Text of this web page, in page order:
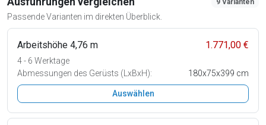
Passende Varianten im direkten Überblick.
9 Varianten
Arbeitshöhe 4,76 m 1.771,00 €
4 - 6 Werktage
Abmessungen des Gerüsts (LxBxH):
180x75x399 cm
Auswählen